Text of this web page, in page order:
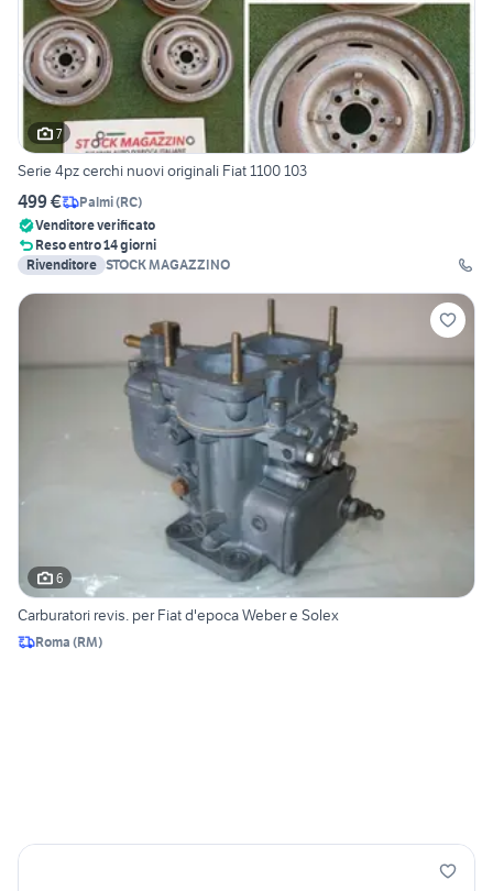
7
Serie 4pz cerchi nuovi originali Fiat 1100 103
499 € Palmi(RC)
Venditore verificato
Reso entro 14 giorni
Rivenditore STOCK MAGAZZINO
6
Carburatori revis. per Fiat d'epoca Weber e Solex
Roma (RM)